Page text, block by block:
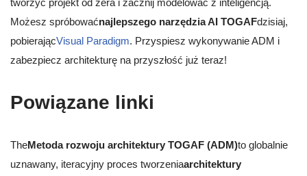
Możesz spróbowaćnajlepszego narzędzia AI TOGAFdzisiaj,
pobierającVisual Paradigm. Przyspiesz wykonywanie ADM i
zabezpiecz architekturę na przyszłość już teraz!
Powiązane linki
TheMetoda rozwoju architektury TOGAF (ADM)to globalnie
uznawany, iteracyjny proces tworzeniaarchitektury